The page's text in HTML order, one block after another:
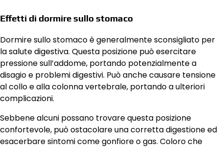
Effetti di dormire sullo stomaco
Dormire sullo stomaco è generalmente sconsigliato per
la salute digestiva. Questa posizione può esercitare
pressione sull’addome, portando potenzialmente a
disagio e problemi digestivi. Può anche causare tensione
al collo e alla colonna vertebrale, portando a ulteriori
complicazioni.
Sebbene alcuni possano trovare questa posizione
confortevole, può ostacolare una corretta digestione ed
esacerbare sintomi come gonfiore o gas. Coloro che